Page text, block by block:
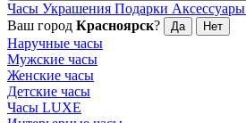
Часы Украшения Подарки Аксессуары
Ваш город Красноярск? Да Нет
Наручные часы
Мужские часы
Женские часы
Детские часы
Часы LUXE